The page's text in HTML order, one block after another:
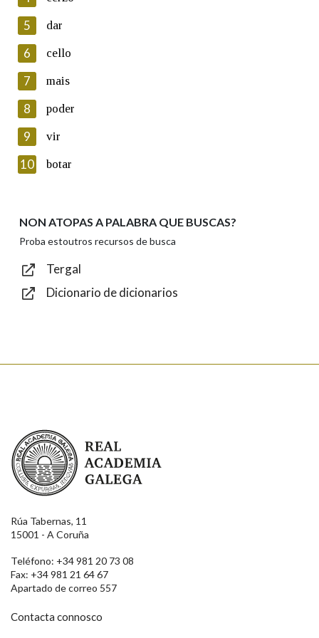
Lin e acepto as condicións da política de
Introduce o código que aparece na imaxe:
Texto de verificación
Enviar
5 dar
6 cello
7 mais
8 poder
9 vir
10 botar
NON ATOPAS A PALABRA QUE BUSCAS?
Proba estoutros recursos de busca
Tergal
Dicionario de dicionarios
Real Academia Galega
Rúa Tabernas, 11
15001 - A Coruña
Teléfono: +34 981 20 73 08
Fax: +34 981 21 64 67
Apartado de correo 557
Contacta connosco